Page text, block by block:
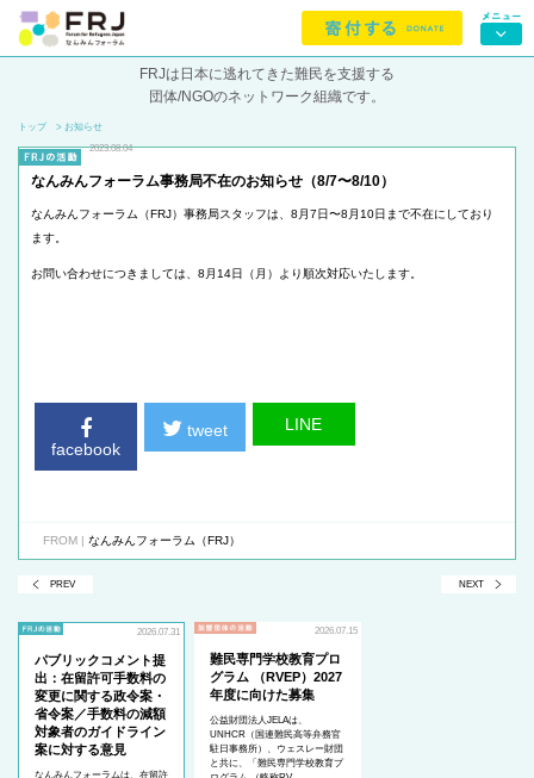
FRJは日本に逃れてきた難民を支援する
団体/NGOのネットワーク組織です。
トップ > お知らせ
2023.08.04
なんみんフォーラム事務局不在のお知らせ（8/7〜8/10）
なんみんフォーラム（FRJ）事務局スタッフは、8月7日〜8月10日まで不在にしており
ます。
お問い合わせにつきましては、8月14日（月）より順次対応いたします。
facebook
tweet LINE
FROM | なんみんフォーラム（FRJ）
PREV NEXT
2026.07.31
パブリックコメント提
出：在留許可手数料の
変更に関する政令案・
省令案／手数料の減額
対象者のガイドライン
案に対する意見
なんみんフォーラムは、在留許
2026.07.15
難民専門学校教育プロ
グラム （RVEP）2027
年度に向けた募集
公益財団法人JELAは、
UNHCR（国連難民高等弁務官
駐日事務所）、ウェスレー財団
と共に、「難民専門学校教育プ